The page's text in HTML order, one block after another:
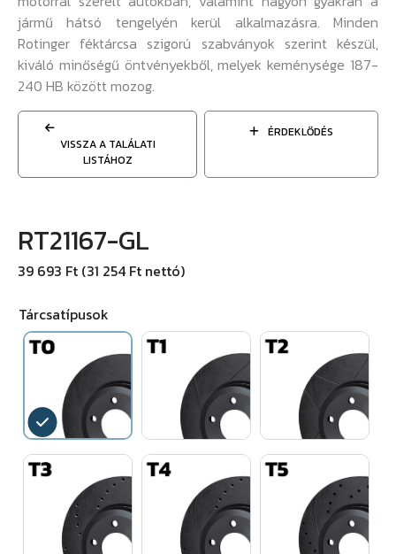
jármű hátsó tengelyén kerül alkalmazásra. Minden
Rotinger féktárcsa szigorú szabványok szerint készül,
kiváló minőségű öntvényekből, melyek keménysége 187-
240 HB között mozog.
VISSZA A TALÁLATI
LISTÁHOZ
ÉRDEKLŐDÉS
RT21167-GL
39 693 Ft (31 254 Ft nettó)
Tárcsatípusok